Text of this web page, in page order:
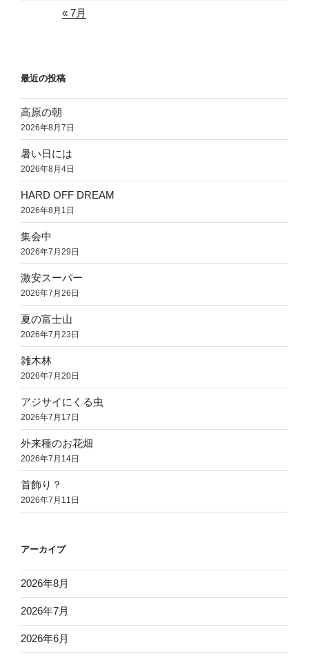
« 7月
最近の投稿
高原の朝
2026年8月7日
暑い日には
2026年8月4日
HARD OFF DREAM
2026年8月1日
集会中
2026年7月29日
激安スーパー
2026年7月26日
夏の富士山
2026年7月23日
雑木林
2026年7月20日
アジサイにくる虫
2026年7月17日
外来種のお花畑
2026年7月14日
首飾り？
2026年7月11日
アーカイブ
2026年8月
2026年7月
2026年6月